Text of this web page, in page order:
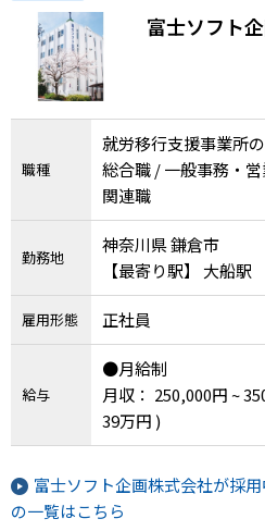
富士ソフト
職種
就労移行支援事業所
総合職 / 一般事務・
関連職
勤務地
神奈川県 鎌倉市
【最寄り駅】 大船駅
雇用形態 正社員
給与
●月給制
月収： 250,000円 ~
39万円 )
富士ソフト企画株式会社が採
の一覧はこちら